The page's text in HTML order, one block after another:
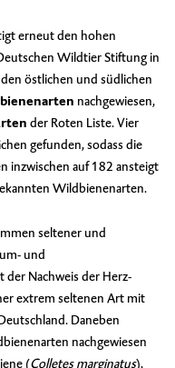
erneut den hohen
Wildtier Stiftung in
östlichen und südlichen
nachgewiesen,
der Roten Liste. Vier
gefunden, sodass die
inzwischen auf 182 ansteigt
Wildbienenarten.
seltener und
und
Nachweis der Herz-
extrem seltenen Art mit
Daneben
nachgewiesen
(Colletes marginatus),